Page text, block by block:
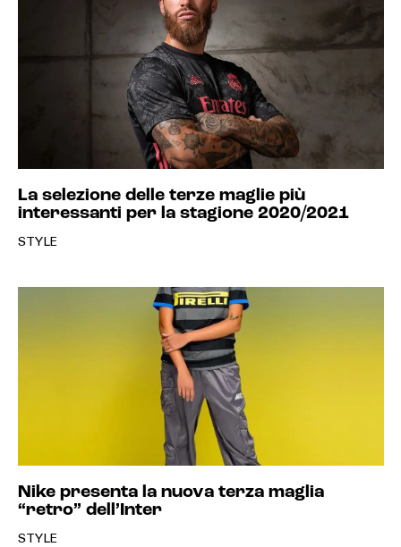
La selezione delle terze maglie più
interessanti per la stagione 2020/2021
STYLE
Nike presenta la nuova terza maglia
“retro” dell’Inter
STYLE